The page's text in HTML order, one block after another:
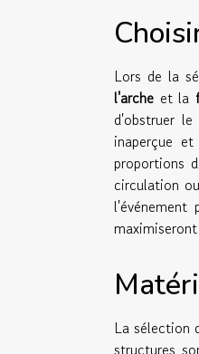
Lors de la
l'arche et la
d'obstruer
inaperçue
proportions
circulation
l'événement
La sélection